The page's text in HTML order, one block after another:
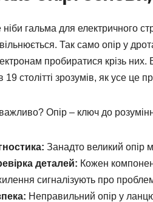
ніби гальма для електричного
Так само опір у
пробиратися крізь
столітті зрозумів, як усе це
Опір – ключ до
Занадто великий опір
деталей: Кожен
сигналізують про
Неправильний опір у